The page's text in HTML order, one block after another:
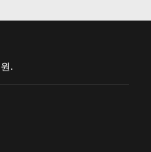
.